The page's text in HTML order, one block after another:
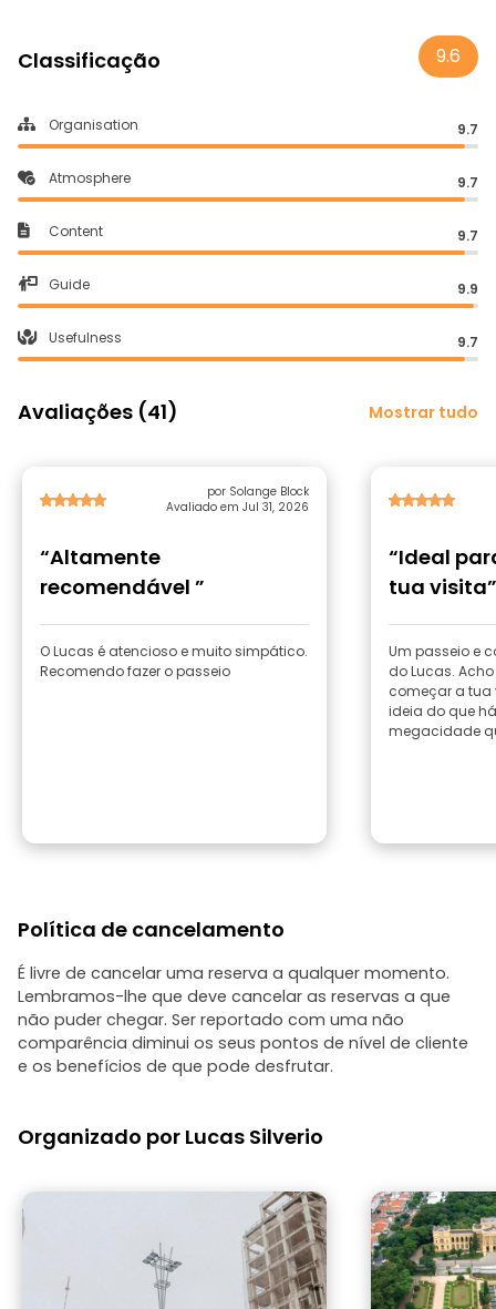
Classificação 9.6
Organisation 9.7
Atmosphere 9.7
Content 9.7
Guide 9.9
Usefulness 9.7
Avaliações (41) Mostrar tudo
por Solange Block
Avaliado em Jul 31, 2026
“Altamente
recomendável ”
O Lucas é atencioso e muito simpático.
Recomendo fazer o passeio
“Ideal
tua visita”
Um passeio e
do Lucas.
começar a tua
ideia do que
megacidade
Política de cancelamento
É livre de cancelar uma reserva a qualquer momento.
Lembramos-lhe que deve cancelar as reservas a que
não puder chegar. Ser reportado com uma não
comparência diminui os seus pontos de nível de cliente
e os benefícios de que pode desfrutar.
Organizado por Lucas Silverio